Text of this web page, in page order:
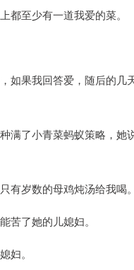
都至少有一道我爱的菜。
如果我回答爱，随后的几
满了小青菜蚂蚁策略，她
有岁数的母鸡炖汤给我喝。
苦了她的儿媳妇。
妇。